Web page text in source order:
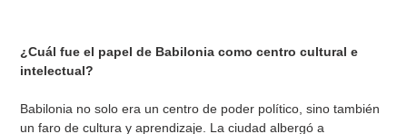
¿Cuál fue el papel de Babilonia como centro cultural e
intelectual?
Babilonia no solo era un centro de poder político, sino también
un faro de cultura y aprendizaje. La ciudad albergó a